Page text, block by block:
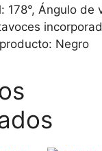
178°, Ángulo de
Negro